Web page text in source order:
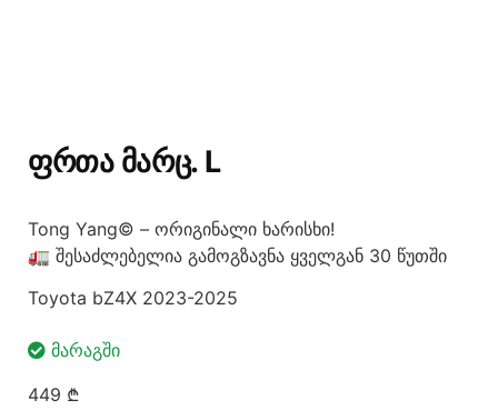
ᲤᲠᲗᲐ ᲛᲐᲠᲪ. L
Tong Yang© – ორიგინალი ხარისხი!
🚛 შესაძლებელია გამოგზავნა ყველგან 30 წუთში
Toyota bZ4X 2023-2025
ᲛᲐᲠᲐᲒᲨᲘ
449 ₾